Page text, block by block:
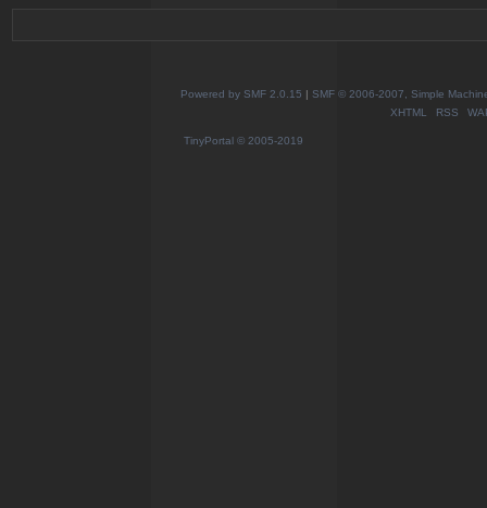
Powered by SMF 2.0.15 | SMF © 2006-2007, Simple
XHTML
RSS
TinyPortal © 2005-2019